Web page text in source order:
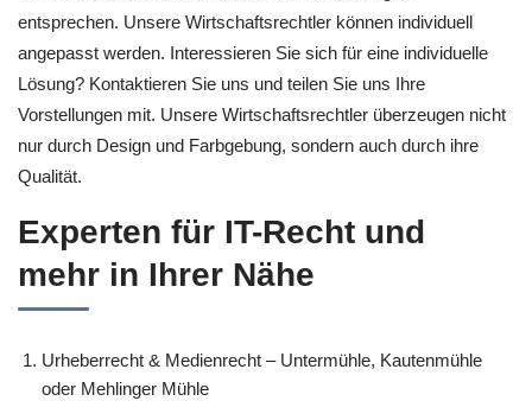
entsprechen. Unsere Wirtschaftsrechtler können individuell
angepasst werden. Interessieren Sie sich für eine individuelle
Lösung? Kontaktieren Sie uns und teilen Sie uns Ihre
Vorstellungen mit. Unsere Wirtschaftsrechtler überzeugen nicht
nur durch Design und Farbgebung, sondern auch durch ihre
Qualität.
Experten für IT-Recht und
mehr in Ihrer Nähe
Urheberrecht & Medienrecht – Untermühle, Kautenmühle
oder Mehlinger Mühle